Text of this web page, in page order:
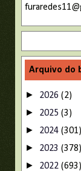
Arquivo do
► 2026 (2)
► 2025 (3)
► 2024 (301)
► 2023 (378)
► 2022 (693)